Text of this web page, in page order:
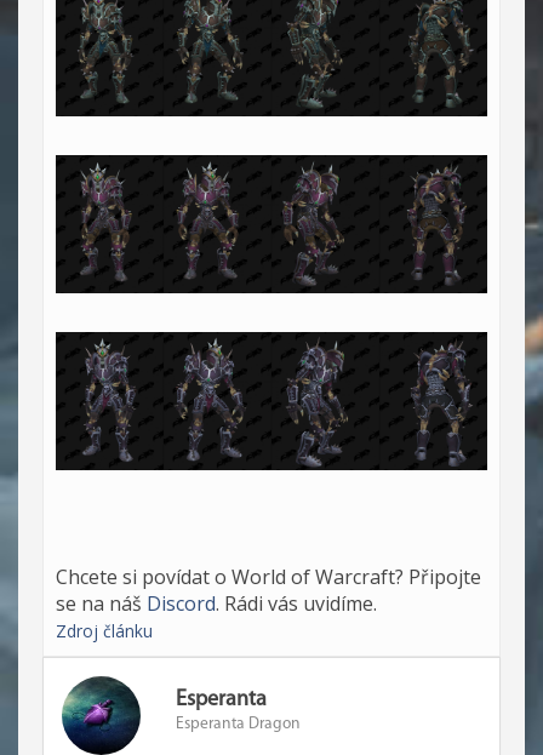
Chcete si povídat o World of Warcraft? Připojte
se na náš Discord. Rádi vás uvidíme.
Zdroj článku
Esperanta
Esperanta Dragon